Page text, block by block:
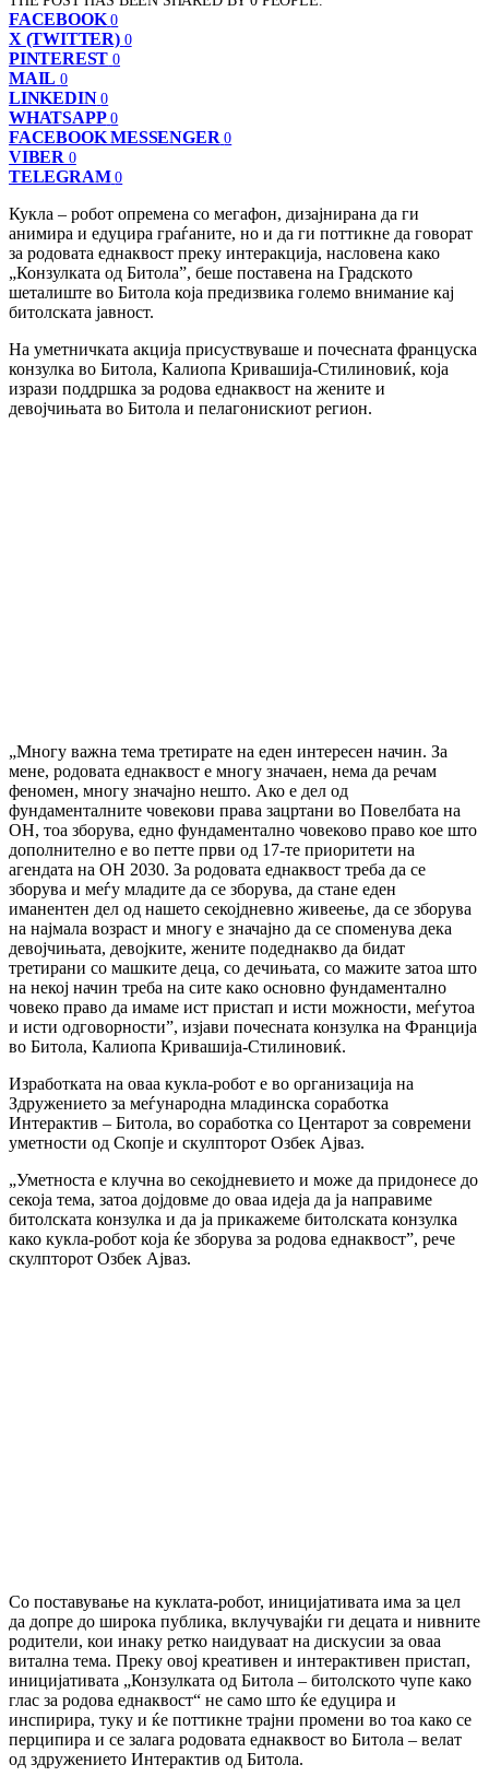
FACEBOOK 0
X (TWITTER) 0
PINTEREST 0
MAIL 0
LINKEDIN 0
WHATSAPP 0
FACEBOOK MESSENGER 0
VIBER 0
TELEGRAM 0
Кукла – робот опремена со мегафон, дизајнирана да ги
анимира и едуцира граѓаните, но и да ги поттикне да говорат
за родовата еднаквост преку интеракција, насловена како
„Конзулката од Битола”, беше поставена на Градското
шеталиште во Битола која предизвика големо внимание кај
битолската јавност.
На уметничката акција присуствуваше и почесната француска
конзулка во Битола, Калиопа Кривашија-Стилиновиќ, која
изрази поддршка за родова еднаквост на жените и
девојчињата во Битола и пелагонискиот регион.
„Многу важна тема третирате на еден интересен начин. За
мене, родовата еднаквост е многу значаен, нема да речам
феномен, многу значајно нешто. Ако е дел од
фундаменталните човекови права зацртани во Повелбата на
ОН, тоа зборува, едно фундаментално човеково право кое што
дополнително е во петте први од 17-те приоритети на
агендата на ОН 2030. За родовата еднаквост треба да се
зборува и меѓу младите да се зборува, да стане еден
иманентен дел од нашето секојдневно живеење, да се зборува
на најмала возраст и многу е значајно да се споменува дека
девојчињата, девојките, жените подеднакво да бидат
третирани со машките деца, со дечињата, со мажите затоа што
на некој начин треба на сите како основно фундаментално
човеко право да имаме ист пристап и исти можности, меѓутоа
и исти одговорности”, изјави почесната конзулка на Франција
во Битола, Калиопа Кривашија-Стилиновиќ.
Изработката на оваа кукла-робот е во организација на
Здружението за меѓународна младинска соработка
Интерактив – Битола, во соработка со Центарот за современи
уметности од Скопје и скулпторот Озбек Ајваз.
„Уметноста е клучна во секојдневието и може да придонесе до
секоја тема, затоа дојдовме до оваа идеја да ја направиме
битолската конзулка и да ја прикажеме битолската конзулка
како кукла-робот која ќе зборува за родова еднаквост”, рече
скулпторот Озбек Ајваз.
Со поставување на куклата-робот, иницијативата има за цел
да допре до широка публика, вклучувајќи ги децата и нивните
родители, кои инаку ретко наидуваат на дискусии за оваа
витална тема. Преку овој креативен и интерактивен пристап,
иницијативата „Конзулката од Битола – битолското чупе како
глас за родова еднаквост“ не само што ќе едуцира и
инспирира, туку и ќе поттикне трајни промени во тоа како се
перципира и се залага родовата еднаквост во Битола – велат
од здружението Интерактив од Битола.